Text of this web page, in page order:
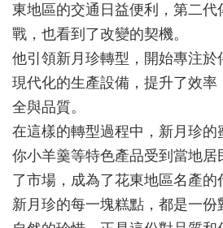
東地區的交通日益便利，第二
戰，也看到了改變的契機。
他引領新月珍轉型，開始專注
現代化的生產設備，提升了效
全與品質。
在這樣的轉型過程中，新月珍
你小羊羹等特色產品受到當地
了市場，成為了花東地區名產的
新月珍的每一塊糕點，都是一